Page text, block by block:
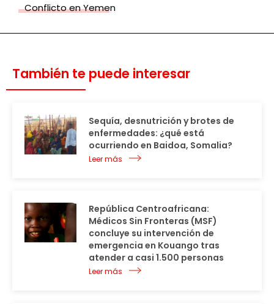
Conflicto en Yemen
También te puede interesar
Sequía, desnutrición y brotes de
enfermedades: ¿qué está
ocurriendo en Baidoa, Somalia?
Leer más
República Centroafricana:
Médicos Sin Fronteras (MSF)
concluye su intervención de
emergencia en Kouango tras
atender a casi 1.500 personas
Leer más